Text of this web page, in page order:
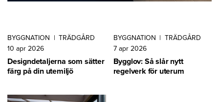
BYGGNATION | TRÄDGÅRD
10 apr 2026
Designdetaljerna som sätter
färg på din utemiljö
BYGGNATION | TRÄDGÅRD
7 apr 2026
Bygglov: Så slår nytt
regelverk för uterum